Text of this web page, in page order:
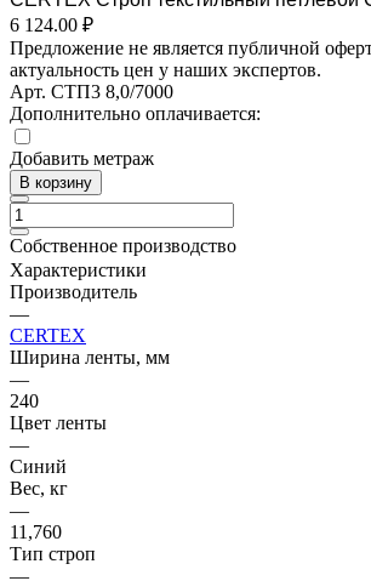
6 124.00 ₽
Предложение не является публичной
актуальность цен у наших экспертов.
Арт. СТП3 8,0/7000
Дополнительно оплачивается:
Добавить метраж
В корзину
Собственное производство
Характеристики
Производитель
—
CERTEX
Ширина ленты, мм
—
240
Цвет ленты
—
Синий
Вес, кг
—
11,760
Тип строп
—